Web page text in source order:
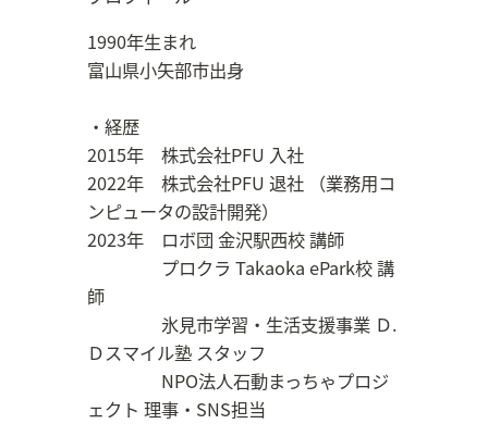
1990年生まれ
富山県小矢部市出身
・経歴
2015年 株式会社PFU 入社
2022年 株式会社PFU 退社 （業務用コ
ンピュータの設計開発）
2023年 ロボ団 金沢駅西校 講師
プロクラ Takaoka ePark校 講
師
氷見市学習・生活支援事業 Ｄ.
Ｄスマイル塾 スタッフ
NPO法人石動まっちゃプロジ
ェクト 理事・SNS担当